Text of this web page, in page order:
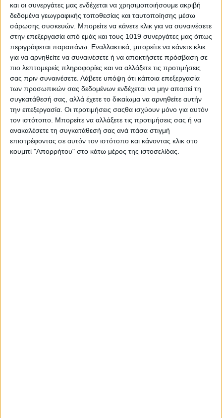
και οι συνεργάτες μας ενδέχεται να χρησιμοποιήσουμε ακριβή
δεδομένα γεωγραφικής τοποθεσίας και ταυτοποίησης μέσω
σάρωσης συσκευών. Μπορείτε να κάνετε κλικ για να συναινέσετε
στην επεξεργασία από εμάς και τους 1019 συνεργάτες μας όπως
περιγράφεται παραπάνω. Εναλλακτικά, μπορείτε να κάνετε κλικ
για να αρνηθείτε να συναινέσετε ή να αποκτήσετε πρόσβαση σε
πιο λεπτομερείς πληροφορίες και να αλλάξετε τις προτιμήσεις
σας πριν συναινέσετε. Λάβετε υπόψη ότι κάποια επεξεργασία
των προσωπικών σας δεδομένων ενδέχεται να μην απαιτεί τη
συγκατάθεσή σας, αλλά έχετε το δικαίωμα να αρνηθείτε αυτήν
την επεξεργασία. Οι προτιμήσεις σαςθα ισχύουν μόνο για αυτόν
τον ιστότοπο. Μπορείτε να αλλάξετε τις προτιμήσεις σας ή να
ανακαλέσετε τη συγκατάθεσή σας ανά πάσα στιγμή
επιστρέφοντας σε αυτόν τον ιστότοπο και κάνοντας κλικ στο
κουμπί "Απορρήτου" στο κάτω μέρος της ιστοσελίδας.
για Ξηρά Μαλλιά με Κερατίνη 50ml
5,99€
ΠΡΟΣΘΉΚΗ ΣΤΟ ΚΑΛΆΘΙ